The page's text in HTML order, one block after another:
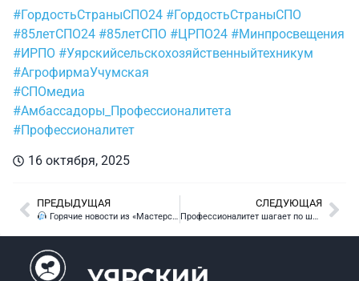
#ГордостьСтраныСПО24 #ГордостьСтраныСПО
#85летСПО24 #85летСПО #ЦРПО24 #Минпросвещения
#ИРПО #Уярскийсельскохозяйственныйтехникум
#АгрофирмаУчумская
#СПОмедиа
#Амбассадоры_Профессионалитета
#Профессионалитет
16 октября, 2025
ПРЕДЫДУЩАЯ
Горячие новости из «Мастерской автозвука»!
СЛЕДУЮЩАЯ
Профессионалитет шагает по школам!